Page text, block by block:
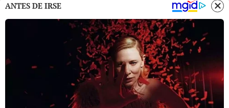
ANTES DE IRSE